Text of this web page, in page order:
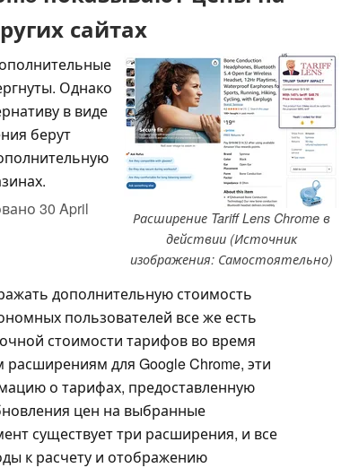
сайтах
Расширение Tariff Lens Chrome в
действии (Источник
изображения: Самостоятельно)
Однако
в виде
берут
30 April
дополнительную стоимость
пользователей все же есть
стоимости тарифов во время
для Google Chrome, эти
о тарифах, предоставленную
цен на выбранные
существует три расширения, и все
к расчету и отображению